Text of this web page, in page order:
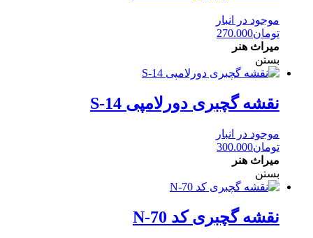
موجود در انبار
تومان270.000
میراث هنر
بستن
نقشه گچبری دورلامپی S-14
موجود در انبار
تومان300.000
میراث هنر
بستن
نقشه گچبری کد N-70